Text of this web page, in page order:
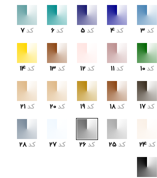
کد 3 کد 4 کد 5 کد 6 کد 7
کد 10 کد 11 کد 12 کد 13 کد 14
کد 17 کد 18 کد 19 کد 20 کد 21
کد 24 کد 25 کد 26 کد 27 کد 28